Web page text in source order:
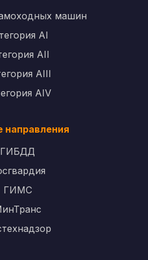
машин
AI
AII
AIII
AIV
направления
ГИБДД
ГИМС